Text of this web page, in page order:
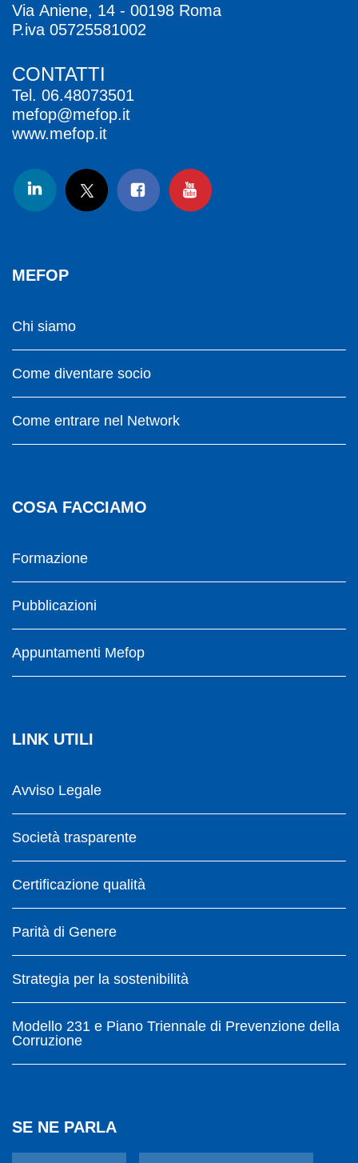
Via Aniene, 14 - 00198 Roma
P.iva 05725581002
CONTATTI
Tel. 06.48073501
mefop@mefop.it
www.mefop.it
MEFOP
Chi siamo
Come diventare socio
Come entrare nel Network
COSA FACCIAMO
Formazione
Pubblicazioni
Appuntamenti Mefop
LINK UTILI
Avviso Legale
Società trasparente
Certificazione qualità
Parità di Genere
Strategia per la sostenibilità
Modello 231 e Piano Triennale di Prevenzione della
Corruzione
SE NE PARLA